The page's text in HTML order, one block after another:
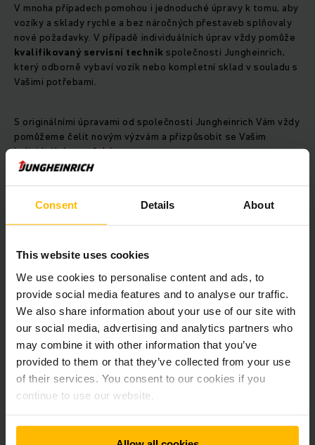
Consent Details About
This website uses cookies
We use cookies to personalise content and ads, to
provide social media features and to analyse our traffic.
We also share information about your use of our site with
our social media, advertising and analytics partners who
may combine it with other information that you’ve
provided to them or that they’ve collected from your use
of their services. You consent to our cookies if you
continue to use our website.
V mnoha případech pomohou i jednoduché úpravy k tomu, aby
vozíky a sklady rychle a bez náročných přestaveb splňovaly
nové požadavky. V případě individuálních úprav vždy pomůže
kvalifikovaný servisní technik společnosti Jungheinrich,
který odborně vybaví vozík nebo kompletní sklad v souladu s
Vašimi potřebami.
S originálními úpravami od společnosti Jungheinrich Vám vždy
pomůžeme čelit novým výzvám a přizpůsobit se Vašim
individuálním potřebám.
OBRAŤTE SE NA NÁS! RÁDI VÁM PORADÍME.
Úpravy na lithium-iontovou technologii
Jako průkopník v oboru intralogistiky s vlastním výzkumem,
vývojem a výrobou baterií nabízí Jungheinrich komplexní
kompetence v oblastilithium-iontové technologie. To vše
odjednohododavatele. Přestavte svůj vozík na lithium-
iontovou technologii a zvyšte dobu provozu maximálním
využitím energie.